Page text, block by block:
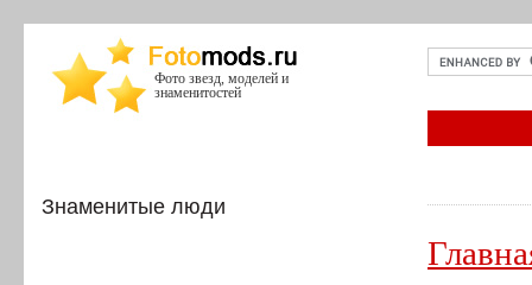
Фото звезд, моделей и
знаменитостей
Знаменитые люди